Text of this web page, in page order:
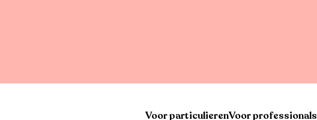
Voor particulierenVoor professionals